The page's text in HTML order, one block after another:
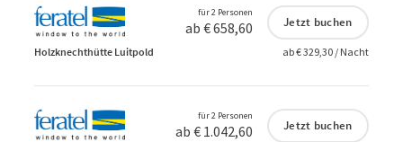
für 2 Personen
ab € 658,60 Jetzt buchen
Holzknechthütte Luitpold ab € 329,30 / Nacht
für 2 Personen
ab € 1.042,60 Jetzt buchen